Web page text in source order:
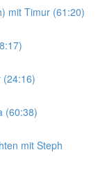
mit Timur (61:20)
(24:16)
(60:38)
mit Steph